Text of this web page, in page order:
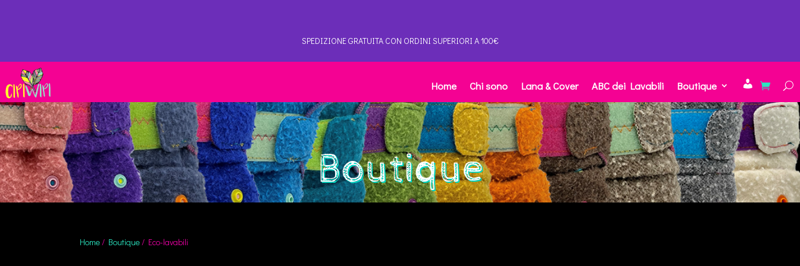
SPEDIZIONE GRATUITA CON ORDINI SUPERIORI A 100€
Home Chi sono Lana & Cover ABC dei Lavabili Boutique Account
Boutique
Home/ Boutique/ Eco-lavabili